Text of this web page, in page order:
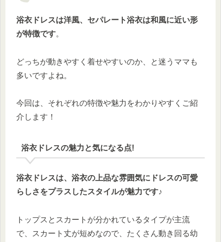
浴衣ドレスは洋風、セパレート浴衣は和風に近い形
が特徴です。
どっちが動きやすく着せやすいのか、と迷うママも
多いですよね。
今回は、それぞれの特徴や魅力をわかりやすくご紹
介します！
浴衣ドレスの魅力と気になる点!
浴衣ドレスは、浴衣の上品な雰囲気にドレスの可愛
らしさをプラスしたスタイルが魅力です♪
トップスとスカートが分かれているタイプが主流
で、スカート丈が短めなので、たくさん動き回る幼